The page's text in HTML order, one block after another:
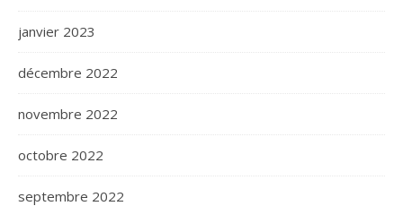
janvier 2023
décembre 2022
novembre 2022
octobre 2022
septembre 2022